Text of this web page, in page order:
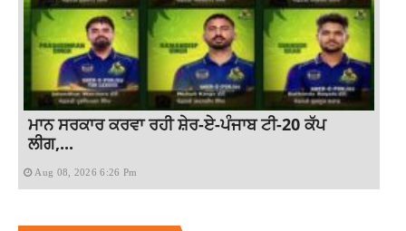
ਮਾਨ ਸਰਕਾਰ ਕਰਵਾ ਰਹੀ ਸ਼ੇਰ-ਏ-ਪੰਜਾਬ ਟੀ-20 ਕੱਪ
ਲੀਗ,...
Aug 08, 2026 6:26 Pm